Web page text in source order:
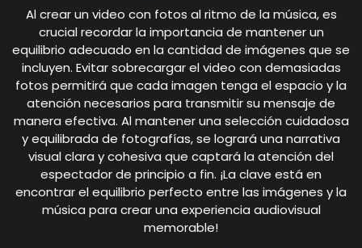
Al crear un video con fotos al ritmo de la música, es
crucial recordar la importancia de mantener un
equilibrio adecuado en la cantidad de imágenes que se
incluyen. Evitar sobrecargar el video con demasiadas
fotos permitirá que cada imagen tenga el espacio y la
atención necesarios para transmitir su mensaje de
manera efectiva. Al mantener una selección cuidadosa
y equilibrada de fotografías, se logrará una narrativa
visual clara y cohesiva que captará la atención del
espectador de principio a fin. ¡La clave está en
encontrar el equilibrio perfecto entre las imágenes y la
música para crear una experiencia audiovisual
memorable!